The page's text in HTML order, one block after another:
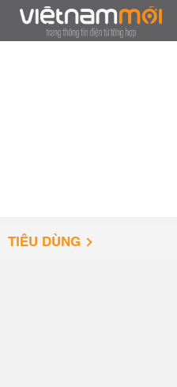
TIÊU DÙNG